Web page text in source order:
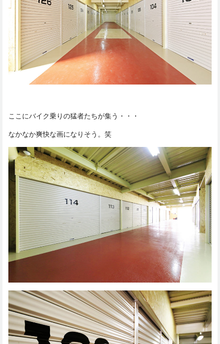
ここにバイク乗りの猛者たちが集う・・・
なかなか爽快な画になりそう。笑